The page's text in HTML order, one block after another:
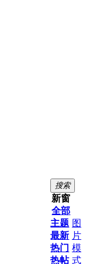
搜索
新窗
全部
主题
最新
热门
热帖
图
片
模
式